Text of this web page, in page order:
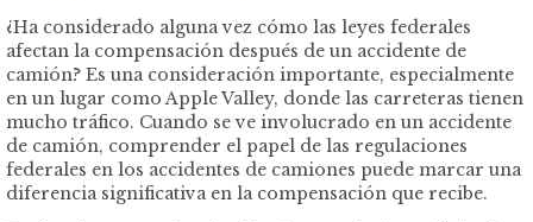
¿Ha considerado alguna vez cómo las leyes federales
afectan la compensación después de un accidente de
camión? Es una consideración importante, especialmente
en un lugar como Apple Valley, donde las carreteras tienen
mucho tráfico. Cuando se ve involucrado en un accidente
de camión, comprender el papel de las regulaciones
federales en los accidentes de camiones puede marcar una
diferencia significativa en la compensación que recibe.